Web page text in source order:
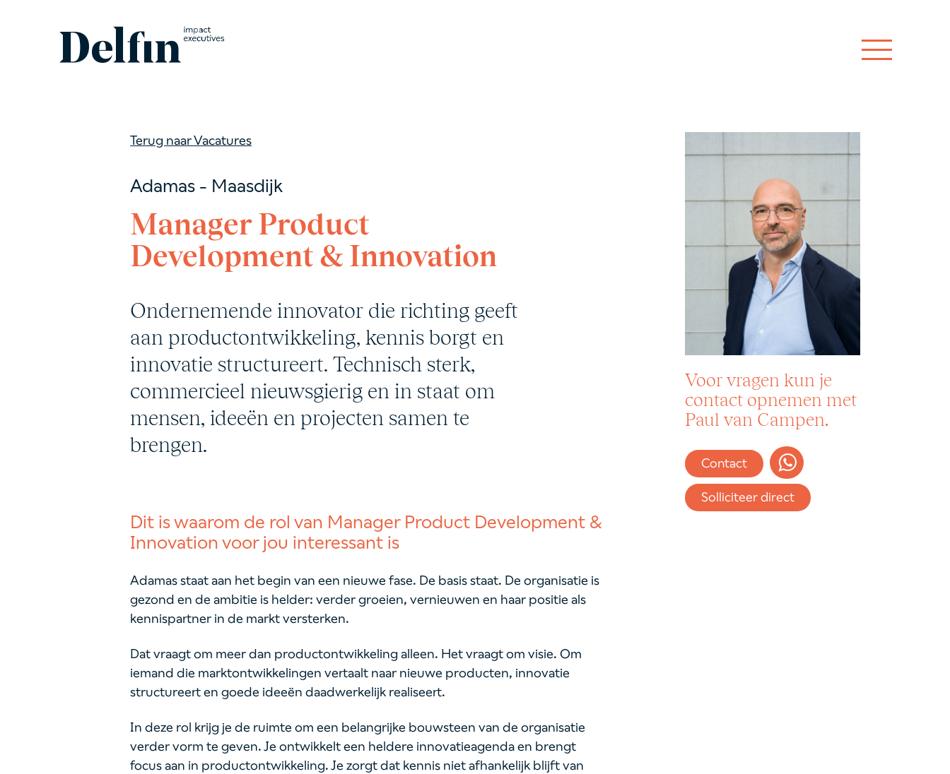
Terug naar Vacatures
Adamas - Maasdijk
Manager Product
Development & Innovation
Ondernemende innovator die richting geeft
aan productontwikkeling, kennis borgt en
innovatie structureert. Technisch sterk,
commercieel nieuwsgierig en in staat om
mensen, ideeën en projecten samen te
brengen.
Dit is waarom de rol van Manager Product Development &
Innovation voor jou interessant is
Adamas staat aan het begin van een nieuwe fase. De basis staat. De organisatie is
gezond en de ambitie is helder: verder groeien, vernieuwen en haar positie als
kennispartner in de markt versterken.
Dat vraagt om meer dan productontwikkeling alleen. Het vraagt om visie. Om
iemand die marktontwikkelingen vertaalt naar nieuwe producten, innovatie
structureert en goede ideeën daadwerkelijk realiseert.
In deze rol krijg je de ruimte om een belangrijke bouwsteen van de organisatie
verder vorm te geven. Je ontwikkelt een heldere innovatieagenda en brengt
focus aan in productontwikkeling. Je zorgt dat kennis niet afhankelijk blijft van
Voor vragen kun je
contact opnemen met
Paul van Campen.
Contact
Solliciteer direct